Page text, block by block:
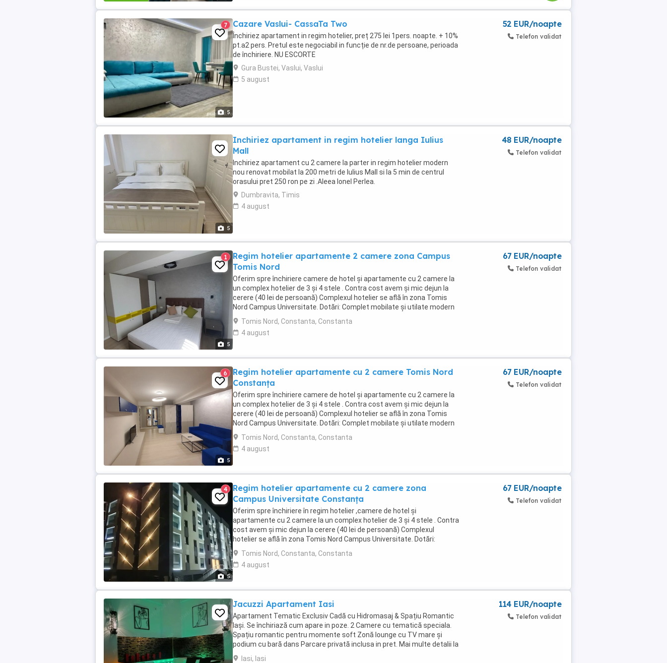
5
7 Cazare Vaslui- CassaTa Two
Închiriez apartament in regim hotelier, preț 275 lei 1pers. noapte. + 10%
pt.a2 pers. Pretul este negociabil in funcție de nr.de persoane, perioada
de închiriere. NU ESCORTE
Gura Bustei, Vaslui, Vaslui
5 august
52 EUR/noapte
Telefon validat
5
Inchiriez apartament in regim hotelier langa Iulius
Mall
Inchiriez apartament cu 2 camere la parter in regim hotelier modern
nou renovat mobilat la 200 metri de Iulius Mall si la 5 min de centrul
orasului pret 250 ron pe zi .Aleea Ionel Perlea.
Dumbravita, Timis
4 august
48 EUR/noapte
Telefon validat
5
1
Regim hotelier apartamente 2 camere zona Campus
Tomis Nord
Oferim spre închiriere camere de hotel și apartamente cu 2 camere la
un complex hotelier de 3 și 4 stele . Contra cost avem și mic dejun la
cerere (40 lei de persoană) Complexul hotelier se află în zona Tomis
Nord Campus Universitate. Dotări: Complet mobilate și utilate modern
Aer condiționat, ...
Tomis Nord, Constanta, Constanta
4 august
67 EUR/noapte
Telefon validat
5
6
Regim hotelier apartamente cu 2 camere Tomis Nord
Constanța
Oferim spre închiriere camere de hotel și apartamente cu 2 camere la
un complex hotelier de 3 și 4 stele . Contra cost avem și mic dejun la
cerere (40 lei de persoană) Complexul hotelier se află în zona Tomis
Nord Campus Universitate. Dotări: Complet mobilate și utilate modern
Aer condiționat, ...
Tomis Nord, Constanta, Constanta
4 august
67 EUR/noapte
Telefon validat
5
4
Regim hotelier apartamente cu 2 camere zona
Campus Universitate Constanța
Oferim spre închiriere în regim hotelier ,camere de hotel și
apartamente cu 2 camere la un complex hotelier de 3 și 4 stele . Contra
cost avem și mic dejun la cerere (40 lei de persoană) Complexul
hotelier se află în zona Tomis Nord Campus Universitate. Dotări:
Complet mobilate și utilate modern ...
Tomis Nord, Constanta, Constanta
4 august
67 EUR/noapte
Telefon validat
Jacuzzi Apartament Iasi
Apartament Tematic Exclusiv Cadă cu Hidromasaj & Spațiu Romantic
Iași. Se închiriază cum apare in poze. 2 Camere cu tematică speciala.
Spațiu romantic pentru momente soft Zonă lounge cu TV mare și
podium cu bară dans Parcare privată inclusa in pret. Mai multe detalii la
telefon.
Iasi, Iasi
114 EUR/noapte
Telefon validat